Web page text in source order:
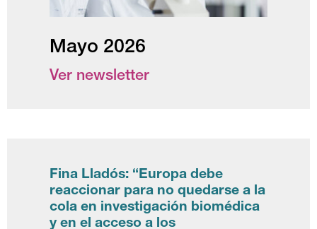
Mayo 2026
Ver newsletter
Fina Lladós: “Europa debe
reaccionar para no quedarse a la
cola en investigación biomédica
y en el acceso a los